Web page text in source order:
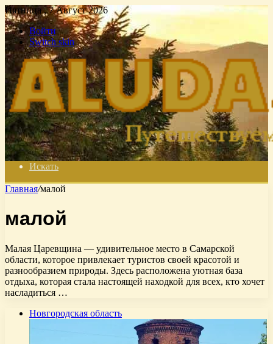
Пятница , 7 Август 2026
Войти
Switch skin
Искать
Главная/малой
малой
Малая Царевщина — удивительное место в Самарской
области, которое привлекает туристов своей красотой и
разнообразием природы. Здесь расположена уютная база
отдыха, которая стала настоящей находкой для всех, кто хочет
насладиться …
Новгородская область